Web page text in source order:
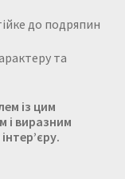
до подряпин
та
із цим
і виразним